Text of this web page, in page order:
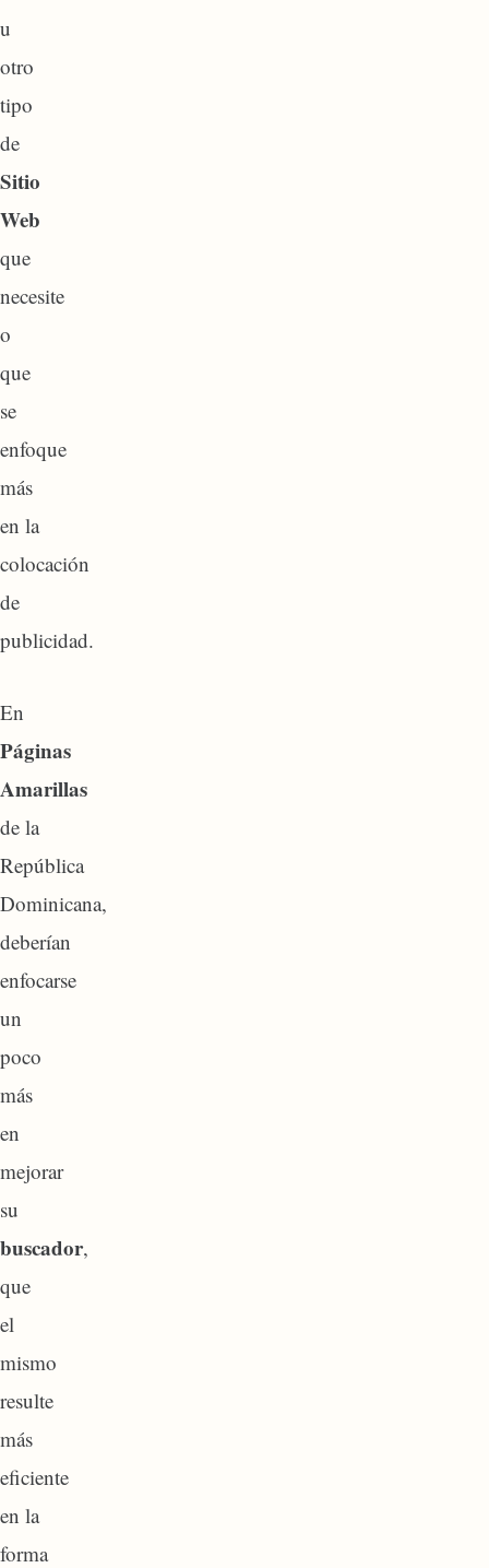
u
otro
tipo
de
Sitio
Web
que
necesite
o
que
se
enfoque
más
en la
colocación
de
publicidad.
En
Páginas
Amarillas
de la
República
Dominicana,
deberían
enfocarse
un
poco
más
en
mejorar
su
buscador,
que
el
mismo
resulte
más
eficiente
en la
forma